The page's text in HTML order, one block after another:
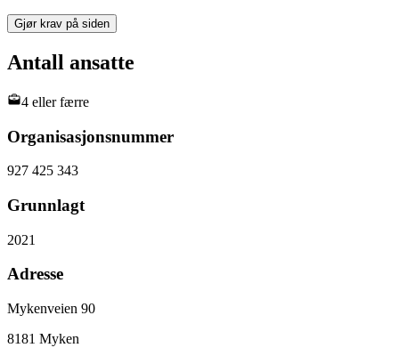
Gjør krav på siden
Antall ansatte
4 eller færre
Organisasjonsnummer
927 425 343
Grunnlagt
2021
Adresse
Mykenveien 90
8181 Myken